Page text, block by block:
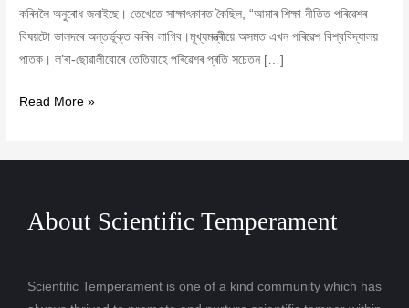
কৰিবলৈ অনুৰোধ জনাইছে। তেখেতে সাক্ষাৎকাৰত কৈছিল, “আমাৰ শিক্ষা নীতিত পৰিৱেশৰ
বিষয়টো ভালদৰে অন্তৰ্ভূক্ত কৰিব লাগিব।মূখ্যমন্ত্ৰীয়ে অসমত এখন পৰিৱেশ বিশ্ববিদ্যালয়
পাতক। ল’ৰা-ছোৱালীবোৰে তেতিয়াহে পৰিৱেশৰ প্ৰতি সচেতন […]
Read More »
About Scientific Temperament
Scientific Temperament is one of a kind community which has